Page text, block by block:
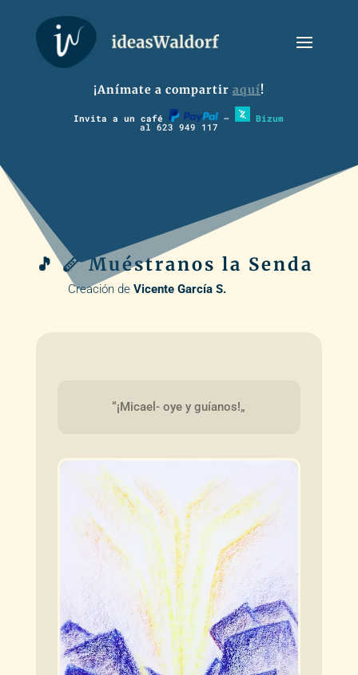
¡Anímate a compartir aquí!
Invita a un café – Bizum
al 623 949 117
🎵 🪈 Muéstranos la Senda
Creación de Vicente García S.
“¡Micael- oye y guíanos!„